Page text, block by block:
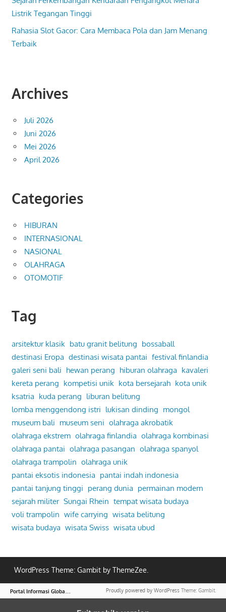
Listrik Tegangan Tinggi
Rahasia Slot Gacor: Cara Membaca Pola dan Jam Menang
Terbaik
Archives
Juli 2026
Juni 2026
Mei 2026
April 2026
Categories
HIBURAN
INTERNASIONAL
NASIONAL
OLAHRAGA
OTOMOTIF
Tag
arsitektur klasik batu granit belitung bossaball
destinasi Eropa destinasi wisata pantai festival finlandia
galeri seni bali hewan perang hiburan olahraga kavaleri
kereta perang kompetisi unik kota bersejarah kota unik
ksatria kuda perang liburan belitung
lomba menggendong istri lukisan dinding mongol
museum bali museum seni olahraga akrobatik
olahraga ekstrem olahraga finlandia olahraga kombinasi
olahraga pantai olahraga pasangan olahraga spanyol
olahraga trampolin olahraga unik
pantai eksotis indonesia pantai indah indonesia
pantai tanjung tinggi perang dunia permainan modern
sejarah militer Sungai Rhein tempat wisata budaya
voli trampolin wife carrying wisata belitung
wisata budaya wisata Swiss wisata ubud
WordPress Theme: Gambit by ThemeZee.
Proudly powered by WordPress Theme: Gambit.